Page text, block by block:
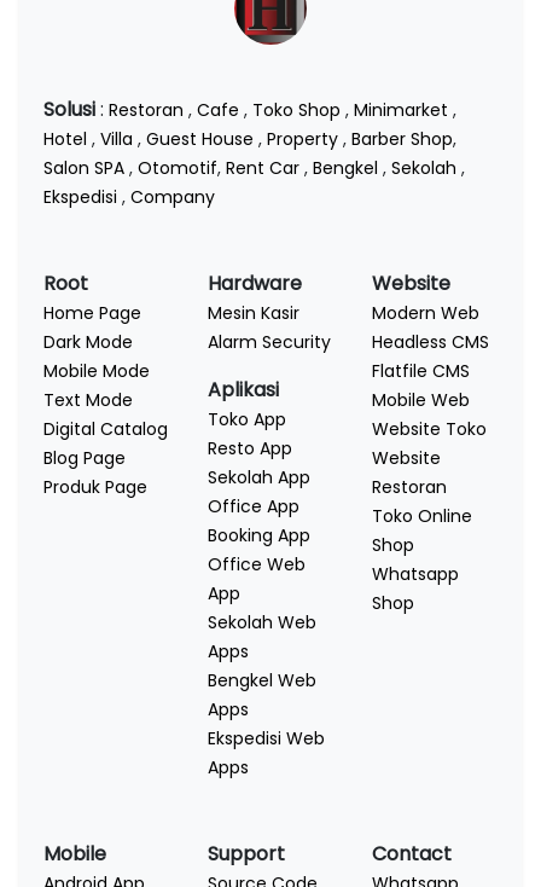
Solusi: Restoran , Cafe , Toko Shop , Minimarket ,
Hotel , Villa , Guest House , Property , Barber Shop,
Salon SPA , Otomotif, Rent Car , Bengkel , Sekolah ,
Ekspedisi , Company
Root
Home Page
Dark Mode
Mobile Mode
Text Mode
Digital Catalog
Blog Page
Produk Page
Hardware
Mesin Kasir
Alarm Security
Aplikasi
Toko App
Resto App
Sekolah App
Office App
Booking App
Office Web
App
Sekolah Web
Apps
Bengkel Web
Apps
Ekspedisi Web
Apps
Website
Modern Web
Headless CMS
Flatfile CMS
Mobile Web
Website Toko
Website
Restoran
Toko Online
Shop
Whatsapp
Shop
Mobile Support Contact